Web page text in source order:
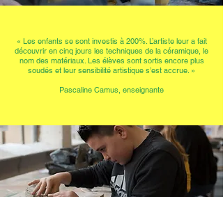
« Les enfants se sont investis à 200%. L’artiste leur a fait
découvrir en cinq jours les techniques de la céramique, le
nom des matériaux. Les élèves sont sortis encore plus
soudés et leur sensibilité artistique s’est accrue. »
Pascaline Camus, enseignante